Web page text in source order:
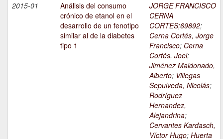
2015-01
Análisis del consumo
crónico de etanol en el
desarrollo de un fenotipo
similar al de la diabetes
tipo 1
JORGE FRANCISCO
CERNA
CORTES;69892;
Cerna Cortés, Jorge
Francisco; Cerna
Cortés, Joel;
Jiménez Maldonado,
Alberto; Villegas
Sepulveda, Nicolás;
Rodríguez
Hernandez,
Alejandrina;
Cervantes Kardasch,
Víctor Hugo; Huerta